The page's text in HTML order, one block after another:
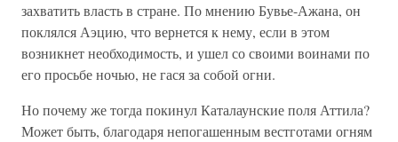
захватить власть в стране. По мнению Бувье-Ажана, он
поклялся Аэцию, что вернется к нему, если в этом
возникнет необходимость, и ушел со своими воинами по
его просьбе ночью, не гася за собой огни.
Но почему же тогда покинул Каталаунские поля Аттила?
Может быть, благодаря непогашенным вестготами огням